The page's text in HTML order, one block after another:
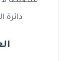
دائرة